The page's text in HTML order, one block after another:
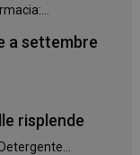
a settembre
risplende